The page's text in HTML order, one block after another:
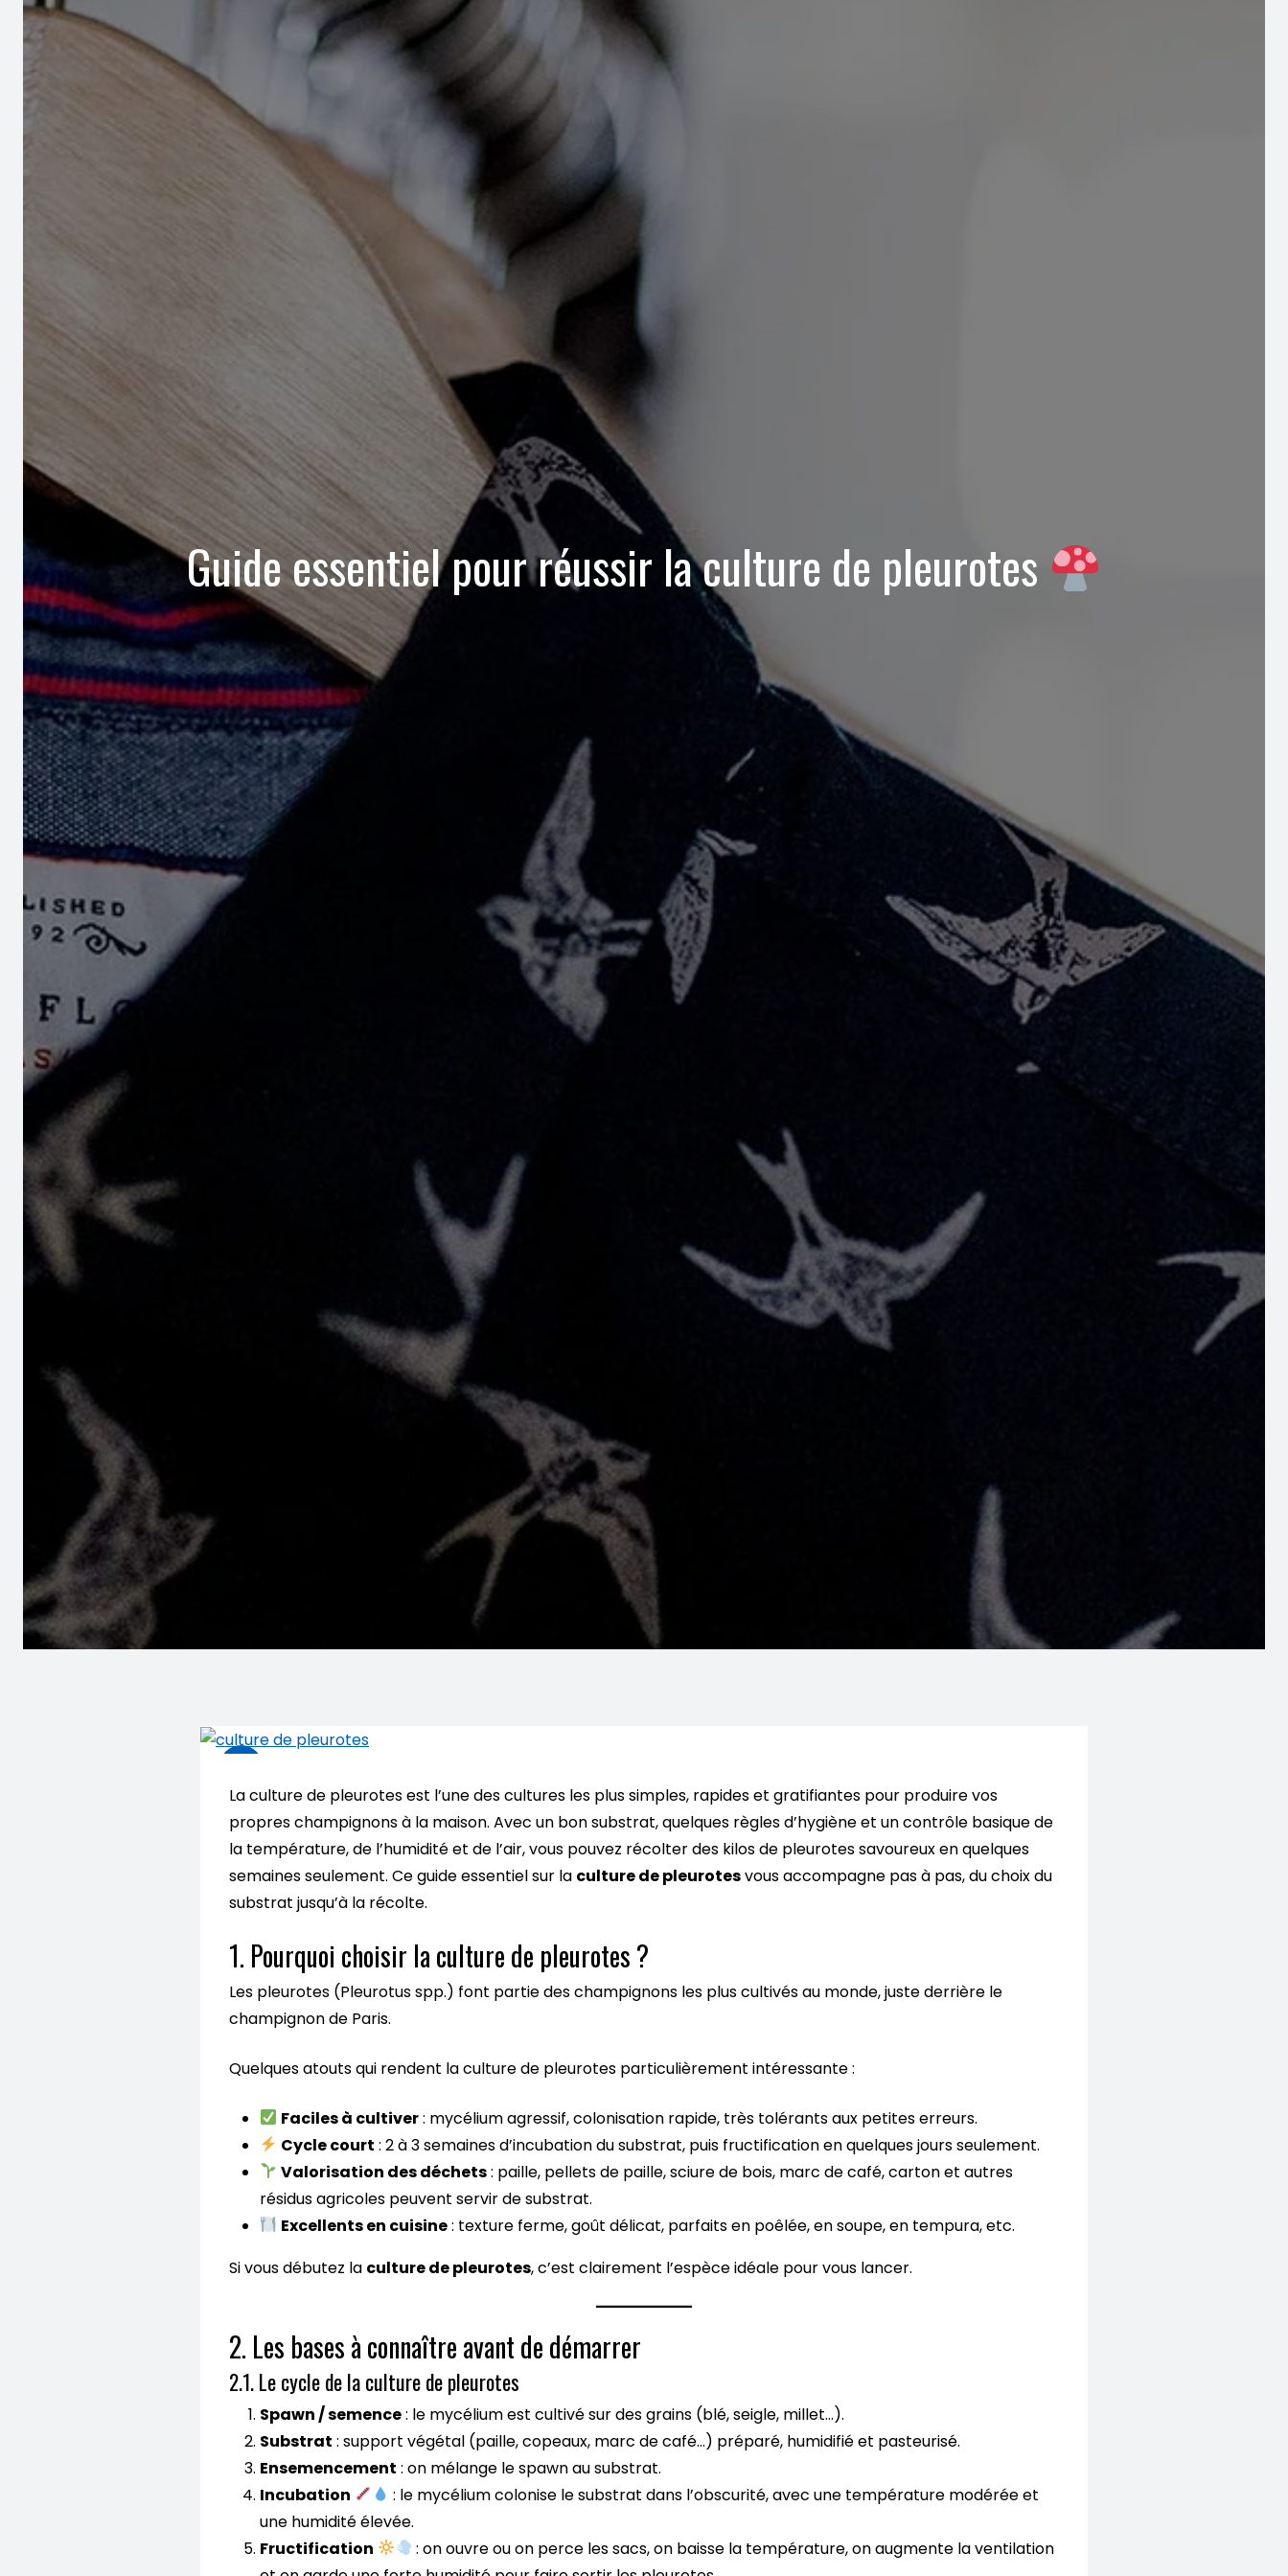
Guide essentiel pour réussir la culture de pleurotes
La culture de pleurotes est l’une des cultures les plus simples, rapides et gratifiantes pour produire vos
propres champignons à la maison. Avec un bon substrat, quelques règles d’hygiène et un contrôle basique de
la température, de l’humidité et de l’air, vous pouvez récolter des kilos de pleurotes savoureux en quelques
semaines seulement. Ce guide essentiel sur la culture de pleurotesvous accompagne pas à pas, du choix du
substrat jusqu’à la récolte.
1. Pourquoi choisir la culture de pleurotes ?
Les pleurotes (Pleurotus spp.) font partie des champignons les plus cultivés au monde, juste derrière le
champignon de Paris.
Quelques atouts qui rendent la culture de pleurotes particulièrement intéressante :
Faciles à cultiver: mycélium agressif, colonisation rapide, très tolérants aux petites erreurs.
Cycle court : 2 à 3 semaines d’incubation du substrat, puis fructification en quelques jours seulement.
Valorisation des déchets: paille, pellets de paille, sciure de bois, marc de café, carton et autres
résidus agricoles peuvent servir de substrat.
Excellents en cuisine: texture ferme, goût délicat, parfaits en poêlée, en soupe, en tempura, etc.
Si vous débutez la culture de pleurotes, c’est clairement l’espèce idéale pour vous lancer.
2. Les bases à connaître avant de démarrer
2.1. Le cycle de la culture de pleurotes
Spawn / semence: le mycélium est cultivé sur des grains (blé, seigle, millet…).
Substrat : support végétal (paille, copeaux, marc de café…) préparé, humidifié et pasteurisé.
Ensemencement : on mélange le spawn au substrat.
Incubation
: le mycélium colonise le substrat dans l’obscurité, avec une température modérée et
une humidité élevée.
Fructification
: on ouvre ou on perce les sacs, on baisse la température, on augmente la ventilation